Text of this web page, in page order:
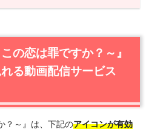
恋は罪ですか？～』フル動画を
め
の恋は罪ですか？～』を動画配信
ですか？～』作品情報
は罪ですか？～』あらすじ
の恋は罪ですか？～』
る動画配信サービス
？～』は、下記のアイコンが有効